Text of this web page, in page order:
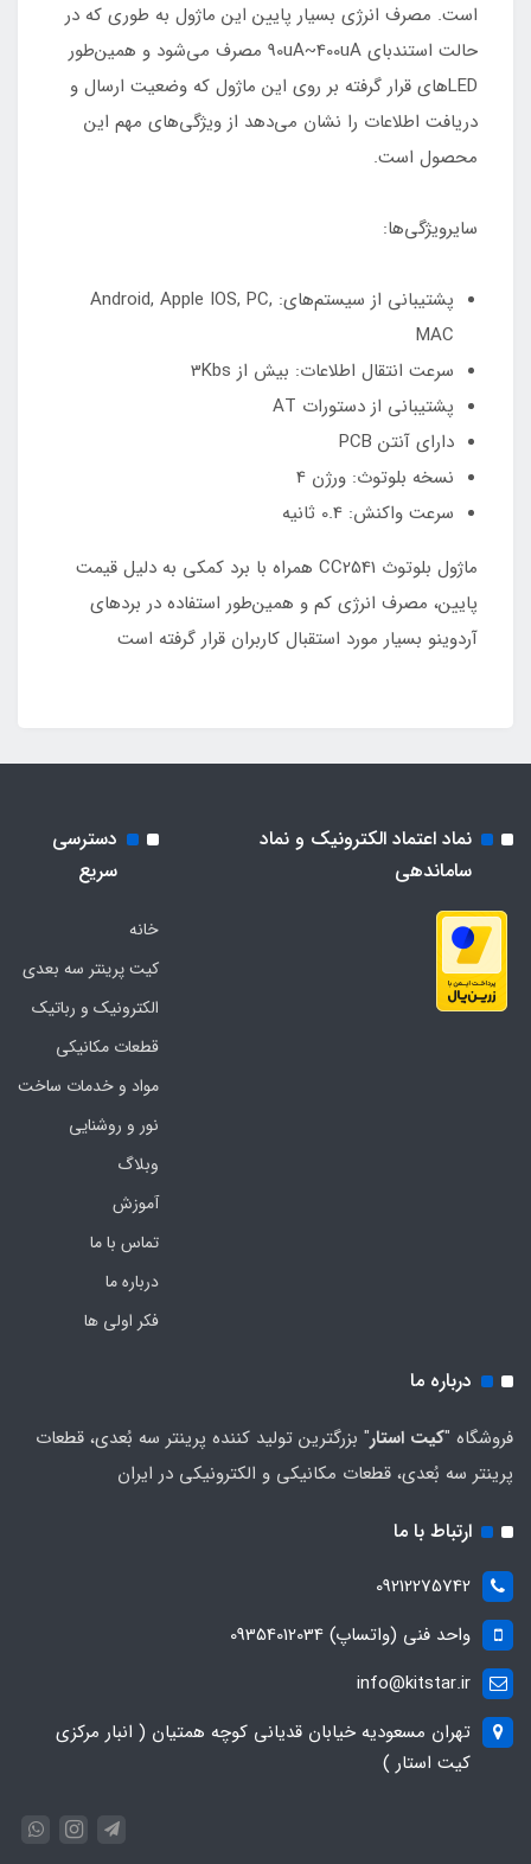
است. مصرف انرژی بسیار پایین این ماژول به طوری که در
حالت استند‌بای 90uA~400uA مصرف می‌شود و همین‌طور
LEDهای قرار گرفته بر روی این ماژول که وضعیت ارسال و
دریافت اطلاعات را نشان می‌دهد از ویژگی‌های مهم این
محصول است.
سایرویژگی‌ها:
پشتیبانی از سیستم‌های: Android, Apple IOS, PC,
MAC
سرعت انتقال اطلاعات: بیش از 3Kbs
پشتیبانی از دستورات AT
دارای آنتن PCB
نسخه بلوتوث: ورژن 4
سرعت واکنش: 0.4 ثانیه
ماژول بلوتوث CC2541 همراه با برد کمکی به دلیل قیمت
پایین‌، مصرف انرژی کم و همین‌طور استفاده در برد‌های
آردوینو بسیار مورد استقبال کاربران قرار گرفته است
نماد اعتماد الکترونیک و نماد
ساماندهی
دسترسی
سریع
خانه
کیت پرینتر سه بعدی
الکترونیک و رباتیک
قطعات مکانیکی
مواد و خدمات ساخت
نور و روشنایی
وبلاگ
آموزش
تماس با ما
درباره ما
فکر اولی ها
درباره ما
فروشگاه "کیت استار" بزرگترین تولید کننده پرینتر سه بُعدی، قطعات
پرینتر سه بُعدی، قطعات مکانیکی و الکترونیکی در ایران
ارتباط با ما
09212275742
واحد فنی (واتساپ) 09354012034
info@kitstar.ir
تهران مسعودیه خیابان قدیانی کوچه همتیان ( انبار مرکزی
کیت استار )